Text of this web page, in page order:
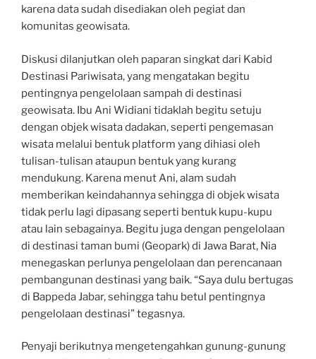
karena data sudah disediakan oleh pegiat dan
komunitas geowisata.
Diskusi dilanjutkan oleh paparan singkat dari Kabid
Destinasi Pariwisata, yang mengatakan begitu
pentingnya pengelolaan sampah di destinasi
geowisata. Ibu Ani Widiani tidaklah begitu setuju
dengan objek wisata dadakan, seperti pengemasan
wisata melalui bentuk platform yang dihiasi oleh
tulisan-tulisan ataupun bentuk yang kurang
mendukung. Karena menut Ani, alam sudah
memberikan keindahannya sehingga di objek wisata
tidak perlu lagi dipasang seperti bentuk kupu-kupu
atau lain sebagainya. Begitu juga dengan pengelolaan
di destinasi taman bumi (Geopark) di Jawa Barat, Nia
menegaskan perlunya pengelolaan dan perencanaan
pembangunan destinasi yang baik. “Saya dulu bertugas
di Bappeda Jabar, sehingga tahu betul pentingnya
pengelolaan destinasi” tegasnya.
Penyaji berikutnya mengetengahkan gunung-gunung